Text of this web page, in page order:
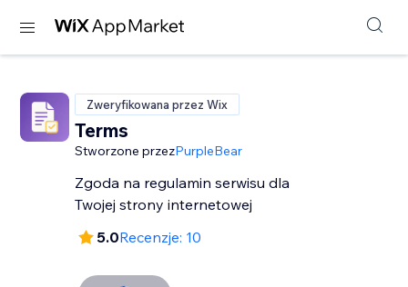
Zweryfikowana przez Wix
Terms
Stworzone przezPurpleBear
Zgoda na regulamin serwisu dla
Twojej strony internetowej
5.0Recenzje: 10